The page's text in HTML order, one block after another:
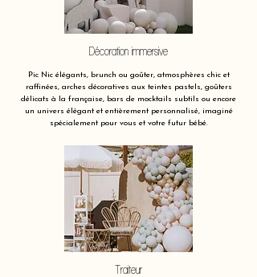
Décoration immersive
Pic Nic élégants, brunch ou goûter, atmosphères chic et
raffinées, arches décoratives aux teintes pastels, goûters
délicats à la française, bars de mocktails subtils ou encore
un univers élégant et entièrement personnalisé, imaginé
spécialement pour vous et votre futur bébé.
Traiteur